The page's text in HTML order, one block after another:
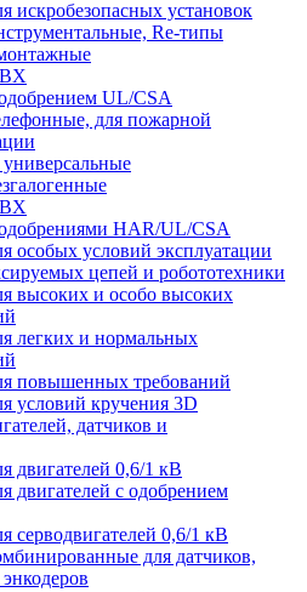
искробезопасных установок
Re-типы
UL/CSA
для пожарной
HAR/UL/CSA
особых условий эксплуатации
цепей и робототехники
высоких и особо высоких
легких и нормальных
повышенных требований
условий кручения 3D
датчиков и
двигателей 0,6/1 кВ
двигателей с одобрением
серводвигателей 0,6/1 кВ
для датчиков,